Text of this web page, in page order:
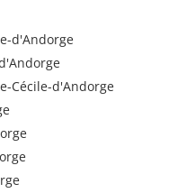
d'Andorge
Cécile-d'Andorge